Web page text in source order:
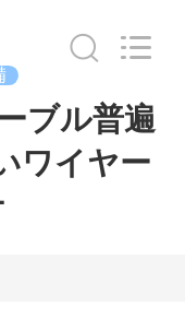
ブル普遍
ワイヤー